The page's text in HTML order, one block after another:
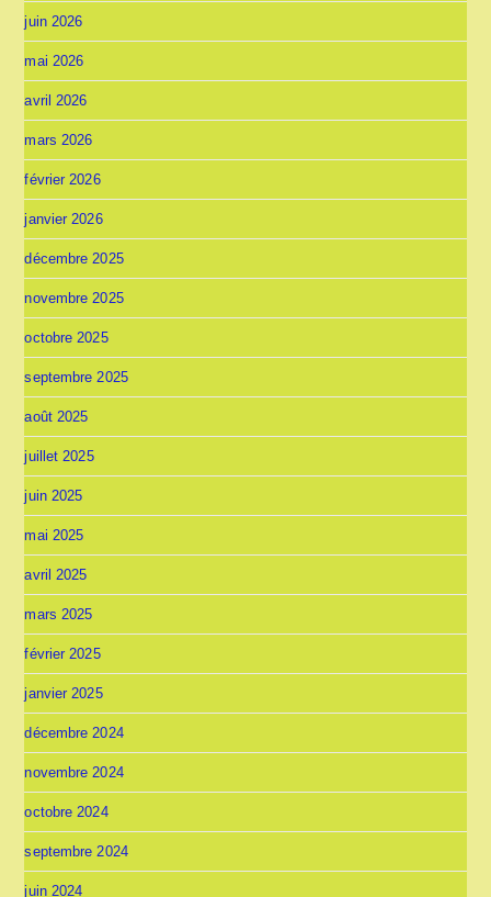
juin 2026
mai 2026
avril 2026
mars 2026
février 2026
janvier 2026
décembre 2025
novembre 2025
octobre 2025
septembre 2025
août 2025
juillet 2025
juin 2025
mai 2025
avril 2025
mars 2025
février 2025
janvier 2025
décembre 2024
novembre 2024
octobre 2024
septembre 2024
juin 2024